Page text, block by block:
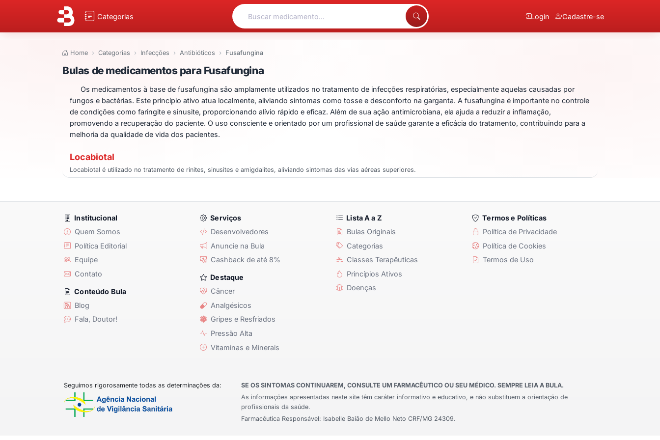
Categorias Login Cadastre-se
Home Categorias Infecções Antibióticos Fusafungina
Bulas de medicamentos para Fusafungina
Bulas de medicamentos para Fusafungina
Os medicamentos à base de fusafungina são amplamente utilizados no tratamento de infecções respiratórias, especialmente aquelas causadas por
fungos e bactérias. Este princípio ativo atua localmente, aliviando sintomas como tosse e desconforto na garganta. A fusafungina é importante no controle
de condições como faringite e sinusite, proporcionando alívio rápido e eficaz. Além de sua ação antimicrobiana, ela ajuda a reduzir a inflamação,
promovendo a recuperação do paciente. O uso consciente e orientado por um profissional de saúde garante a eficácia do tratamento, contribuindo para a
melhoria da qualidade de vida dos pacientes.
Locabiotal
Locabiotal é utilizado no tratamento de rinites, sinusites e amigdalites, aliviando sintomas das vias aéreas superiores.
Institucional
Quem Somos
Política Editorial
Equipe
Contato
Conteúdo Bula
Blog
Fala, Doutor!
Serviços
Desenvolvedores
Anuncie na Bula
Cashback de até 8%
Destaque
Câncer
Analgésicos
Gripes e Resfriados
Pressão Alta
Vitaminas e Minerais
Lista A a Z
Bulas Originais
Categorias
Classes Terapêuticas
Princípios Ativos
Doenças
Termos e Políticas
Política de Privacidade
Política de Cookies
Termos de Uso
Seguimos rigorosamente todas as determinações da:
SE OS SINTOMAS CONTINUAREM, CONSULTE UM FARMACÊUTICO OU SEU MÉDICO. SEMPRE LEIA A BULA.
As informações apresentadas neste site têm caráter informativo e educativo, e não substituem a orientação de
profissionais da saúde.
Farmacêutica Responsável: Isabelle Baião de Mello Neto CRF/MG 24309.